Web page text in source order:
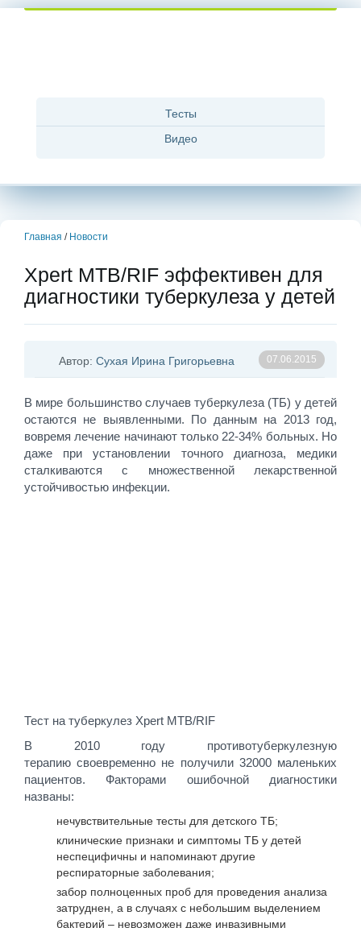
Тесты
Видео
Главная / Новости
Xpert MTB/RIF эффективен для
диагностики туберкулеза у детей
Автор: Сухая Ирина Григорьевна 07.06.2015
В мире большинство случаев туберкулеза (ТБ) у детей
остаются не выявленными. По данным на 2013 год,
вовремя лечение начинают только 22-34% больных. Но
даже при установлении точного диагноза, медики
сталкиваются с множественной лекарственной
устойчивостью инфекции.
Тест на туберкулез Xpert MTB/RIF
В 2010 году противотуберкулезную
терапию своевременно не получили 32000 маленьких
пациентов. Факторами ошибочной диагностики
названы:
нечувствительные тесты для детского ТБ;
клинические признаки и симптомы ТБ у детей
неспецифичны и напоминают другие
респираторные заболевания;
забор полноценных проб для проведения анализа
затруднен, а в случаях с небольшим выделением
бактерий – невозможен даже инвазивными